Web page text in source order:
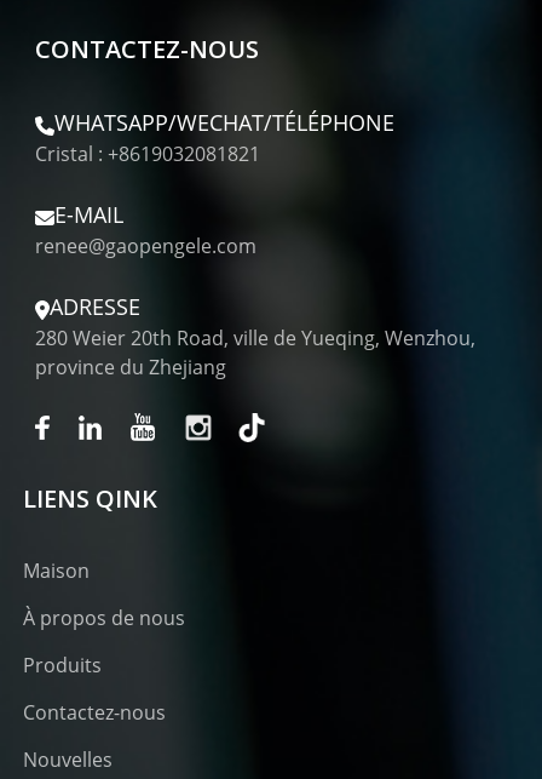
CONTACTEZ-NOUS
WHATSAPP/WECHAT/TÉLÉPHONE
Cristal : +8619032081821
E-MAIL
renee@gaopengele.com
ADRESSE
280 Weier 20th Road, ville de Yueqing, Wenzhou,
province du Zhejiang
LIENS QINK
Maison
À propos de nous
Produits
Contactez-nous
Nouvelles